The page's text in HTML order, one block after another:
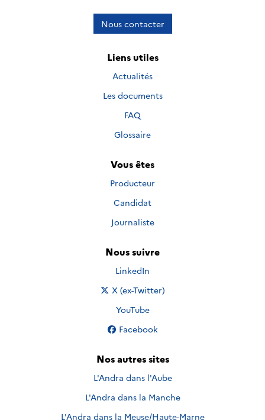
Nous contacter
Liens utiles
Actualités
Les documents
FAQ
Glossaire
Vous êtes
Producteur
Candidat
Journaliste
Nous suivre
Nous suivre sur
LinkedIn
Nous suivre sur
X (ex-Twitter)
Nous suivre sur
YouTube
Nous suivre sur
Facebook
Nos autres sites
L'Andra dans l'Aube
L'Andra dans la Manche
L'Andra dans la Meuse/Haute-Marne